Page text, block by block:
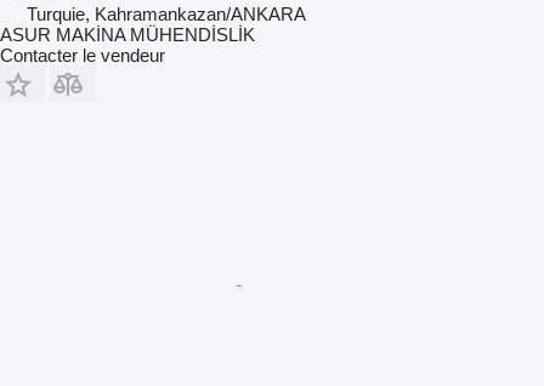
Turquie, Kahramankazan/ANKARA
ASUR MAKİNA MÜHENDİSLİK
Contacter le vendeur